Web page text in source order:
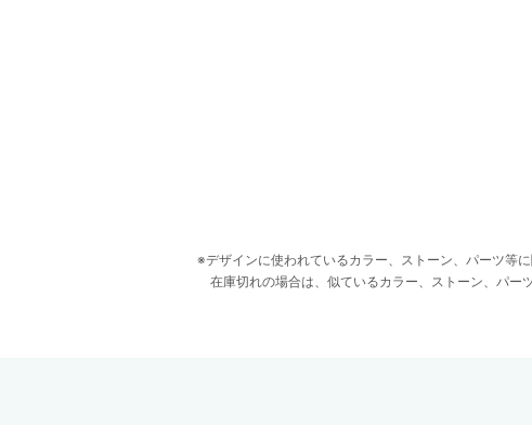
デザインに使われているカラー、ストーン、パーツ等
在庫切れの場合は、似ているカラー、ストーン、パー